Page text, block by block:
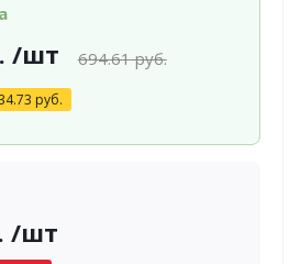
/шт 694.61руб.
руб.
/шт